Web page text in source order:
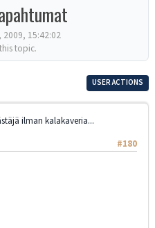
15:42:02
topic.
USER ACTIONS
ilman kalakaveria...
#180